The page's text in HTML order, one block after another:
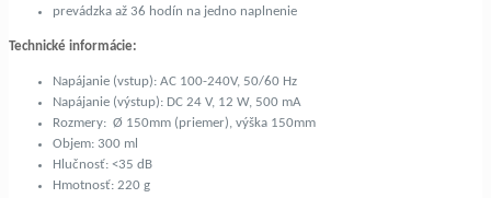
prevádzka až 36 hodín na jedno naplnenie
Technické informácie:
Napájanie (vstup): AC 100-240V, 50/60 Hz
Napájanie (výstup): DC 24 V, 12 W, 500 mA
Rozmery: Ø 150mm (priemer), výška 150mm
Objem: 300 ml
Hlučnosť: <35 dB
Hmotnosť: 220 g